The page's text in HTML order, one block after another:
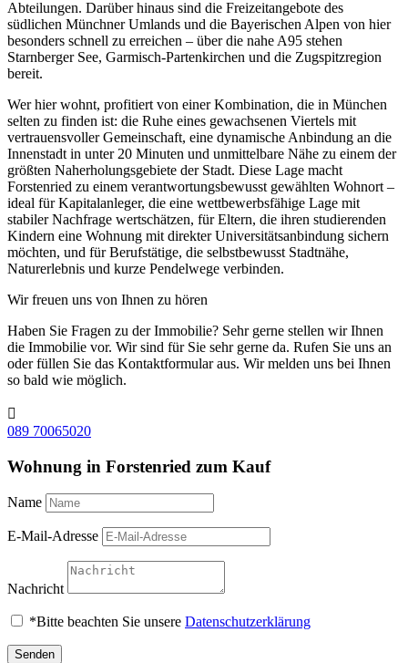
Abteilungen. Darüber hinaus sind die Freizeitangebote des
südlichen Münchner Umlands und die Bayerischen Alpen von hier
besonders schnell zu erreichen – über die nahe A95 stehen
Starnberger See, Garmisch-Partenkirchen und die Zugspitzregion
bereit.
Wer hier wohnt, profitiert von einer Kombination, die in München
selten zu finden ist: die Ruhe eines gewachsenen Viertels mit
vertrauensvoller Gemeinschaft, eine dynamische Anbindung an die
Innenstadt in unter 20 Minuten und unmittelbare Nähe zu einem der
größten Naherholungsgebiete der Stadt. Diese Lage macht
Forstenried zu einem verantwortungsbewusst gewählten Wohnort –
ideal für Kapitalanleger, die eine wettbewerbsfähige Lage mit
stabiler Nachfrage wertschätzen, für Eltern, die ihren studierenden
Kindern eine Wohnung mit direkter Universitätsanbindung sichern
möchten, und für Berufstätige, die selbstbewusst Stadtnähe,
Naturerlebnis und kurze Pendelwege verbinden.
Wir freuen uns von Ihnen zu hören
Haben Sie Fragen zu der Immobilie? Sehr gerne stellen wir Ihnen
die Immobilie vor. Wir sind für Sie sehr gerne da. Rufen Sie uns an
oder füllen Sie das Kontaktformular aus. Wir melden uns bei Ihnen
so bald wie möglich.

089 70065020
Wohnung in Forstenried zum Kauf
Name
E-Mail-Adresse
Nachricht
*Bitte beachten Sie unsere Datenschutzerklärung
Senden